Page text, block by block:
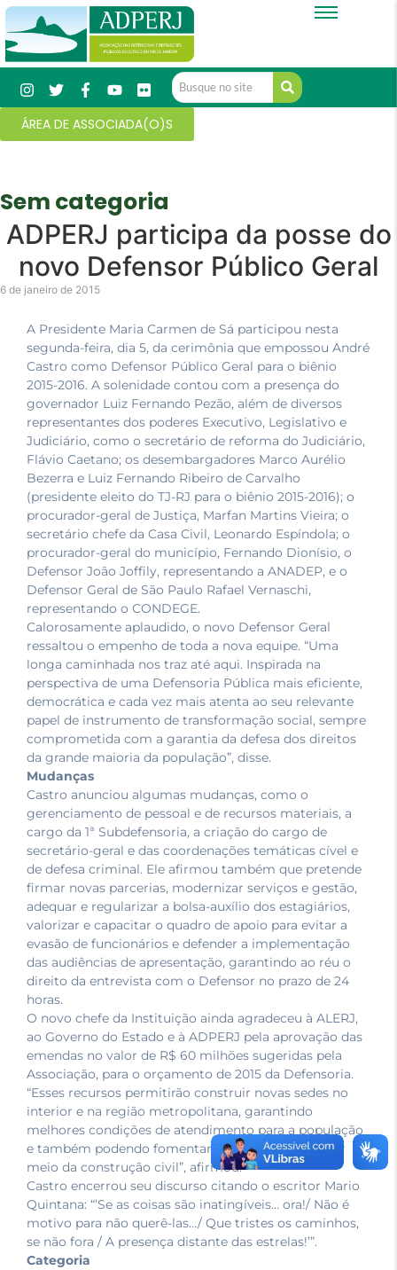
ÁREA DE ASSOCIADA(O)S
Sem categoria
ADPERJ participa da posse do
novo Defensor Público Geral
6 de janeiro de 2015
A Presidente Maria Carmen de Sá participou nesta
segunda-feira, dia 5, da cerimônia que empossou André
Castro como Defensor Público Geral para o biênio
2015-2016. A solenidade contou com a presença do
governador Luiz Fernando Pezão, além de diversos
representantes dos poderes Executivo, Legislativo e
Judiciário, como o secretário de reforma do Judiciário,
Flávio Caetano; os desembargadores Marco Aurélio
Bezerra e Luiz Fernando Ribeiro de Carvalho
(presidente eleito do TJ-RJ para o biênio 2015-2016); o
procurador-geral de Justiça, Marfan Martins Vieira; o
secretário chefe da Casa Civil, Leonardo Espíndola; o
procurador-geral do município, Fernando Dionísio, o
Defensor João Joffily, representando a ANADEP, e o
Defensor Geral de São Paulo Rafael Vernaschi,
representando o CONDEGE.
Calorosamente aplaudido, o novo Defensor Geral
ressaltou o empenho de toda a nova equipe. “Uma
longa caminhada nos traz até aqui. Inspirada na
perspectiva de uma Defensoria Pública mais eficiente,
democrática e cada vez mais atenta ao seu relevante
papel de instrumento de transformação social, sempre
comprometida com a garantia da defesa dos direitos
da grande maioria da população”, disse.
Mudanças
Castro anunciou algumas mudanças, como o
gerenciamento de pessoal e de recursos materiais, a
cargo da 1ª Subdefensoria, a criação do cargo de
secretário-geral e das coordenações temáticas cível e
de defesa criminal. Ele afirmou também que pretende
firmar novas parcerias, modernizar serviços e gestão,
adequar e regularizar a bolsa-auxílio dos estagiários,
valorizar e capacitar o quadro de apoio para evitar a
evasão de funcionários e defender a implementação
das audiências de apresentação, garantindo ao réu o
direito da entrevista com o Defensor no prazo de 24
horas.
O novo chefe da Instituição ainda agradeceu à ALERJ,
ao Governo do Estado e à ADPERJ pela aprovação das
emendas no valor de R$ 60 milhões sugeridas pela
Associação, para o orçamento de 2015 da Defensoria.
“Esses recursos permitirão construir novas sedes no
interior e na região metropolitana, garantindo
melhores condições de atendimento para a população
e também podendo fomentar a economia local por
meio da construção civil”, afirmou.
Castro encerrou seu discurso citando o escritor Mario
Quintana: “’Se as coisas são inatingíveis… ora!/ Não é
motivo para não querê-las…/ Que tristes os caminhos,
se não fora / A presença distante das estrelas!’”.
Categoria